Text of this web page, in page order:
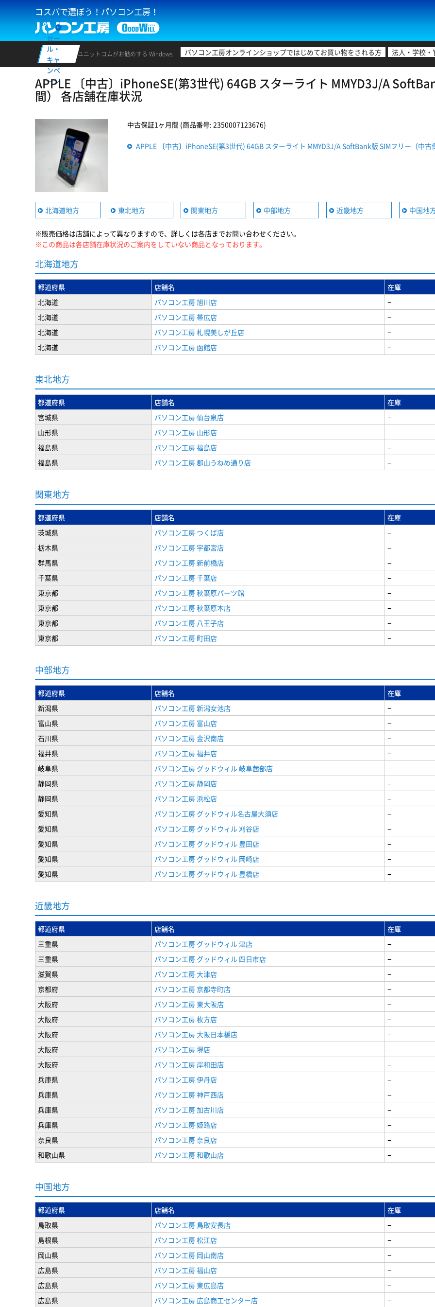
コスパで選ぼう！パソコン工房！
セー
ル・
キャ
ンペ
ーン
ユニットコムがお勧めする Windows. パソコン工房オンラインショップではじめてお買い物をされる方 法人・学校
APPLE 〔中古〕iPhoneSE(第3世代) 64GB スターライト MMYD3J/A
間） 各店舗在庫状況
中古保証1ヶ月間 (商品番号: 2350007123676)
APPLE 〔中古〕iPhoneSE(第3世代) 64GB スターライト MMYD3J/A SoftBank版 SIMフリー（中
北海道地方 東北地方 関東地方 中部地方 近畿地方 中国地
※販売価格は店舗によって異なりますので、詳しくは各店までお問い合わせください。
※この商品は各店舗在庫状況のご案内をしていない商品となっております。
北海道地方
都道府県 店舗名
在庫
北海道
パソコン工房 旭川店
−
北海道
パソコン工房 帯広店
−
北海道
パソコン⼯房 札幌美しが丘店
−
北海道
パソコン工房 函館店 −
東北地方
都道府県 店舗名
在庫
宮城県
パソコン工房 仙台泉店
−
山形県
パソコン工房 山形店
−
福島県
パソコン工房 福島店
−
福島県
パソコン工房 郡山うねめ通り店 −
関東地方
都道府県 店舗名
在庫
茨城県
パソコン工房 つくば店
−
栃木県
パソコン工房 宇都宮店
−
群馬県
パソコン工房 新前橋店
−
千葉県
パソコン工房 千葉店
−
東京都
パソコン工房 秋葉原パーツ館
−
東京都
パソコン工房 秋葉原本店
−
東京都
パソコン工房 八王子店
−
東京都
パソコン工房 町田店 −
中部地方
都道府県 店舗名
在庫
新潟県
パソコン工房 新潟女池店
−
富山県
パソコン工房 富山店
−
石川県
パソコン工房 金沢南店
−
福井県
パソコン工房 福井店
−
岐阜県
パソコン工房 グッドウィル 岐阜茜部店
−
静岡県
パソコン工房 静岡店
−
静岡県
パソコン工房 浜松店
−
愛知県
パソコン工房 グッドウィル名古屋大須店
−
愛知県
パソコン工房 グッドウィル 刈谷店
−
愛知県
パソコン工房 グッドウィル 豊田店
−
愛知県
パソコン工房 グッドウィル 岡崎店
−
愛知県
パソコン工房 グッドウィル 豊橋店 −
近畿地方
都道府県 店舗名
在庫
三重県
パソコン工房 グッドウィル 津店
−
三重県
パソコン工房 グッドウィル 四日市店
−
滋賀県
パソコン工房 大津店
−
京都府
パソコン工房 京都寺町店
−
大阪府
パソコン工房 東大阪店
−
大阪府
パソコン工房 枚方店
−
大阪府
パソコン工房 大阪日本橋店
−
大阪府
パソコン工房 堺店
−
大阪府
パソコン工房 岸和田店
−
兵庫県
パソコン工房 伊丹店
−
兵庫県
パソコン工房 神戸西店
−
兵庫県
パソコン工房 加古川店
−
兵庫県
パソコン工房 姫路店
−
奈良県
パソコン工房 奈良店
−
和歌山県
パソコン工房 和歌山店 −
中国地方
都道府県 店舗名
在庫
鳥取県
パソコン工房 鳥取安長店
−
島根県
パソコン工房 松江店
−
岡山県
パソコン工房 岡山南店
−
広島県
パソコン工房 福山店
−
広島県
パソコン工房 東広島店
−
広島県
パソコン工房 広島商工センター店
−